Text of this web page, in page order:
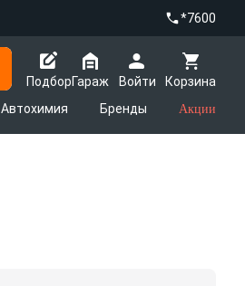
*7600
Подбор
Корзина
Гараж
Войти
Автохимия Бренды Акции